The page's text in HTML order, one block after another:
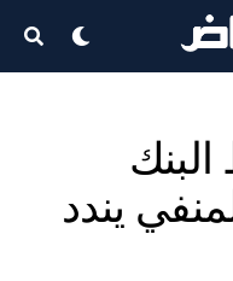
يندد